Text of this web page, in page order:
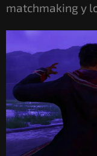
matchmaking y